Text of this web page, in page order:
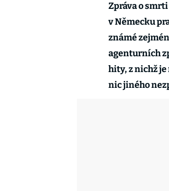
Zpráva o
v Německu
známé
agenturních
hity, z nichž
nic jiného